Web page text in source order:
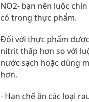
NO2- bạn nên luộc
có trong thực phẩm.
Đối với thực phẩm
nitrit thấp hơn so với
nước sạch hoặc dùng
hơn.
- Hạn chế ăn các loại